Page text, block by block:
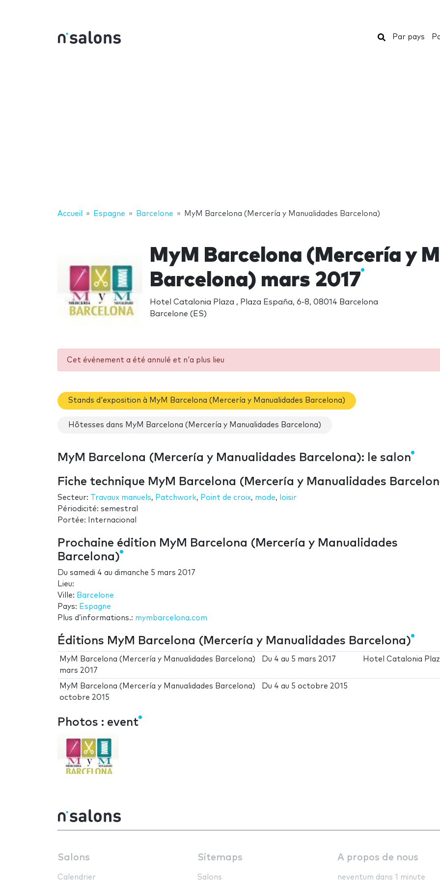
Rechercher
Par pays
Accueil Espagne Barcelone MyM Barcelona (Mercería y Manualidades Barcelona)
MyM Barcelona (Mercería y
Barcelona) mars 2017
Hotel Catalonia Plaza , Plaza España, 6-8, 08014 Barcelona
Barcelone (ES)
Cet événement a été annulé et n'a plus lieu
Stands d'exposition à MyM Barcelona (Mercería y Manualidades Barcelona)
Hôtesses dans MyM Barcelona (Mercería y Manualidades Barcelona)
MyM Barcelona (Mercería y Manualidades Barcelona): le salon
Fiche technique MyM Barcelona (Mercería y Manualidades
Secteur: Travaux manuels, Patchwork, Point de croix, mode, loisir
Périodicité: semestral
Portée: Internacional
Prochaine édition MyM Barcelona (Mercería y Manualidades
Barcelona)
Du samedi 4 au dimanche 5 mars 2017
Lieu:
Ville: Barcelone
Pays: Espagne
Plus d’informations.: mymbarcelona.com
Éditions MyM Barcelona (Mercería y Manualidades Barcelona)
MyM Barcelona (Mercería y Manualidades Barcelona)
mars 2017
Du 4 au 5 mars 2017 Hotel Catalonia
MyM Barcelona (Mercería y Manualidades Barcelona)
octobre 2015
Du 4 au 5 octobre 2015
Photos : event
Salons
Calendrier
Sitemaps
Salons
A propos de nous
neventum dans 1 minute